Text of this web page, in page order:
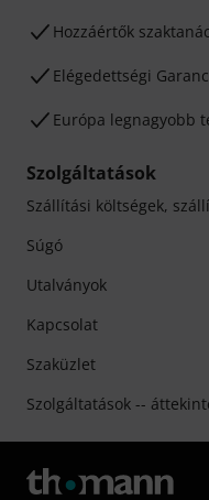
Hozzáértők
Elégedettségi
Európa legnagyobb
Szolgáltatások
Szállítási költségek,
Súgó
Utalványok
Kapcsolat
Szaküzlet
Szolgáltatások --